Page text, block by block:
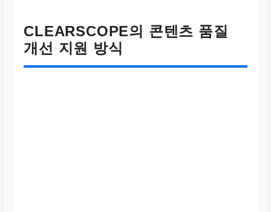
CLEARSCOPE의 콘텐츠 품질
개선 지원 방식